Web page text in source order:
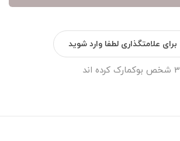
برای علامتگذاری لطفا وارد شوید
3 شخص بوکمارک کرده اند